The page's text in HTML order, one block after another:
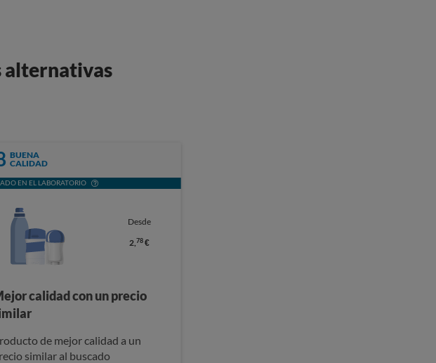
alternativas
BUENA
CALIDAD
EN EL LABORATORIO
Desde
2,78€
calidad con un precio
de mejor calidad a un
similar al buscado